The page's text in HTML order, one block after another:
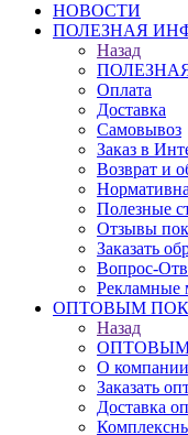
НОВОСТИ
ПОЛЕЗНАЯ
Назад
Оплата
Доставка
Самовывоз
Заказ в
Возврат и
Полезные
Отзывы
Заказать
Вопрос-
Рекламные
ОПТОВЫМ
Назад
О компании
Заказать
Доставка